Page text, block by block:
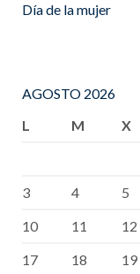
Día de la mujer
AGOSTO 2026
L
M X
3
4 5
10
11 12
17
18 19